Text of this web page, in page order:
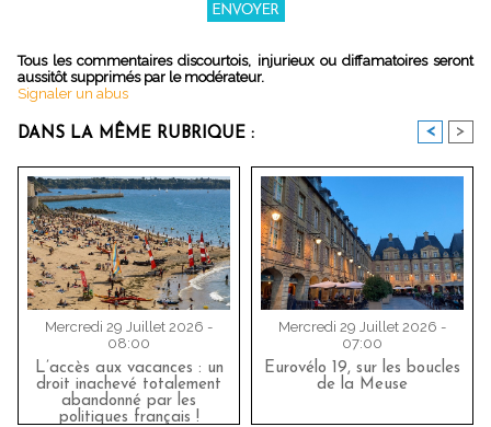
Tous les commentaires discourtois, injurieux ou diffamatoires seront
aussitôt supprimés par le modérateur.
Signaler un abus
DANS LA MÊME RUBRIQUE : < >
Mercredi 29 Juillet 2026 -
08:00
L’accès aux vacances : un
droit inachevé totalement
abandonné par les
politiques français !
Mercredi 29 Juillet 2026 -
07:00
Eurovélo 19, sur les boucles
de la Meuse